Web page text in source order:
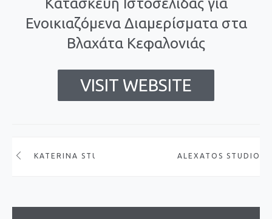
Ενοικιαζόμενα Διαμερίσματα στα
Βλαχάτα Κεφαλονιάς
VISIT WEBSITE
KATERINA STUDIOS ALEXATOS STUDIOS